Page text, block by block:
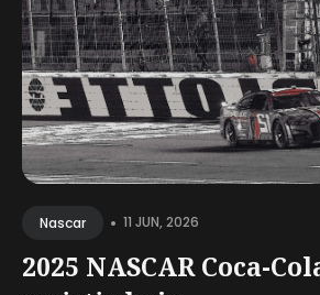
Nascar • 11 JUN, 2026
2025 NASCAR Coca-